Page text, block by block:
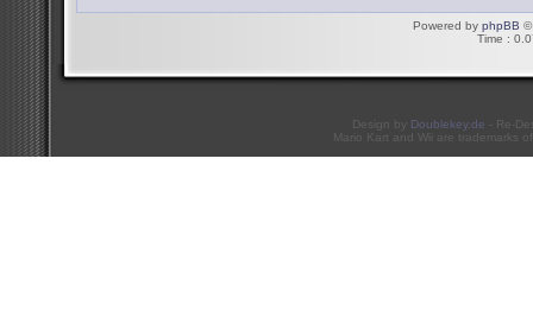
Powered by phpBB ©
Time :
Design by Doublekey.de - Re-
Mario Kart and Wii are trademarks